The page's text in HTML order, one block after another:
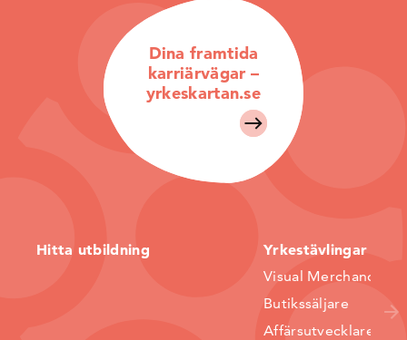
Dina framtida
karriärvägar –
yrkeskartan.se
Hitta utbildning Yrkestävlingar
Visual Merchandiser
Butikssäljare
Affärsutvecklare